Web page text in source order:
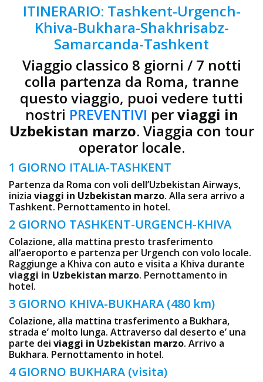
ITINERARIO: Tashkent-Urgench-
Khiva-Bukhara-Shakhrisabz-
Samarcanda-Tashkent
Viaggio classico 8 giorni / 7 notti
colla partenza da Roma, tranne
questo viaggio, puoi vedere tutti
nostri PREVENTIVI perviaggi in
Uzbekistan marzo. Viaggia con tour
operator locale.
1 GIORNO ITALIA-TASHKENT
Partenza da Roma con voli dell’Uzbekistan Airways,
inizia viaggi in Uzbekistan marzo. Alla sera arrivo a
Tashkent. Pernottamento in hotel.
2 GIORNO TASHKENT-URGENCH-KHIVA
Colazione, alla mattina presto trasferimento
all’aeroporto e partenza per Urgench con volo locale.
Raggiunge a Khiva con auto e visita a Khiva durante
viaggi in Uzbekistan marzo. Pernottamento in
hotel.
3 GIORNO KHIVA-BUKHARA (480 km)
Colazione, alla mattina trasferimento a Bukhara,
strada e’ molto lunga. Attraverso dal deserto e’ una
parte dei viaggi in Uzbekistan marzo. Arrivo a
Bukhara. Pernottamento in hotel.
4 GIORNO BUKHARA (visita)